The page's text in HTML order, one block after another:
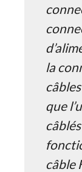
la
que
câble